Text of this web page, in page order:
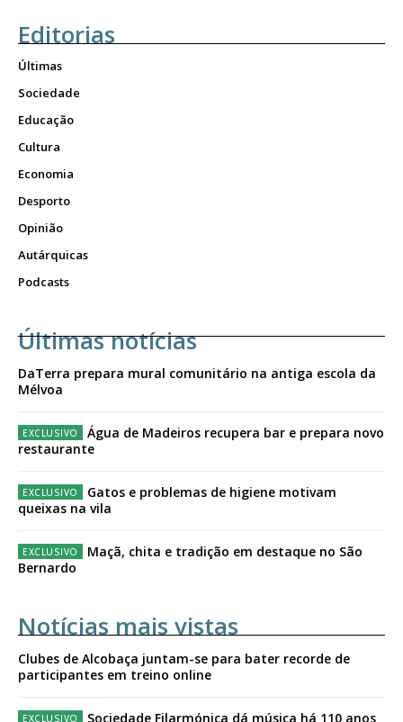
Editorias
Últimas
Sociedade
Educação
Cultura
Economia
Desporto
Opinião
Autárquicas
Podcasts
Últimas notícias
DaTerra prepara mural comunitário na antiga escola da
Mélvoa
Água de Madeiros recupera bar e prepara novo
restaurante
Gatos e problemas de higiene motivam
queixas na vila
Maçã, chita e tradição em destaque no São
Bernardo
Notícias mais vistas
Clubes de Alcobaça juntam-se para bater recorde de
participantes em treino online
Sociedade Filarmónica dá música há 110 anos